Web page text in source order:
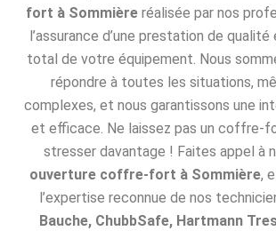
fort à Sommièreréalisée par nos
l’assurance d’une prestation de
total de votre équipement. Nous
répondre à toutes les situations,
complexes, et nous garantissons une
et efficace. Ne laissez pas un coffre-
stresser davantage ! Faites appel à
ouverture coffre-fort à Sommière,
l’expertise reconnue de nos
Bauche, ChubbSafe, Hartmann